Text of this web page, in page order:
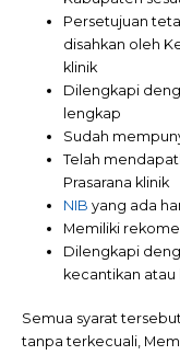
Persetujuan
disahkan oleh
klinik
Dilengkapi
lengkap
Sudah
Telah
Prasarana klinik
NIB yang ada
Memiliki
Dilengkapi
kecantikan
Semua syarat
tanpa terkecuali,